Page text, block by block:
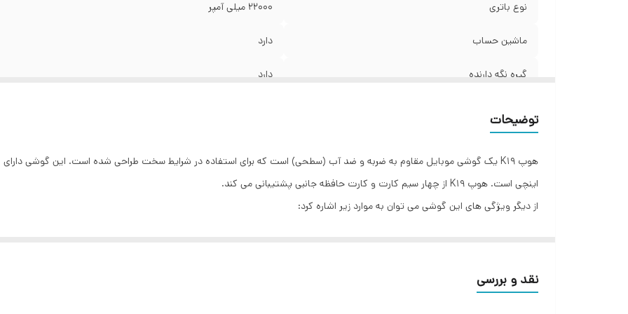
دارد
نوع باتری 22000 میلی آمپر
ماشین حساب دارد
گیره نگه دارنده دارد
ضبط کننده تصویر
رادیو بدون نیاز به هندس فری
توضیحات
اینچی است. هوپ K19 از چهار سیم کارت و کارت حافظه جانبی پشتیبانی می کند.
از دیگر ویژگی های این گوشی می توان به موارد زیر اشاره کرد:
رادیو FM
نقد و بررسی